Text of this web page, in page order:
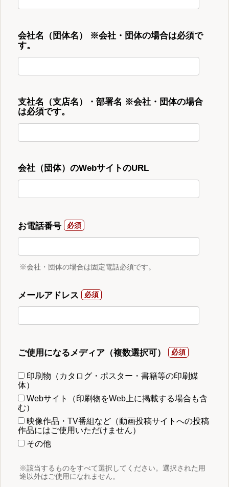
会社名（団体名） ※会社・団体の場合は必須で
す。
支社名（支店名）・部署名 ※会社・団体の場合
は必須です。
会社（団体）のWebサイトのURL
お電話番号
※会社・団体の場合は固定電話必須です。
メールアドレス
ご使用になるメディア（複数選択可）
印刷物（カタログ・ポスター・書籍等の印刷媒
体）
Webサイト（印刷物をWeb上に掲載する場合も含
む）
映像作品・TV番組など（動画投稿サイトへの投稿
作品にはご使用いただけません）
その他
※該当するものをすべて選択してください。選択された用
途以外はご使用になれません。